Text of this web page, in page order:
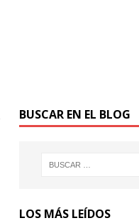
BUSCAR EN EL BLOG
LOS MÁS LEÍDOS